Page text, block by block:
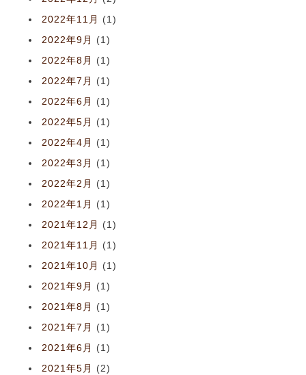
2022年11月
(1)
2022年9月
(1)
2022年8月
(1)
2022年7月
(1)
2022年6月
(1)
2022年5月
(1)
2022年4月
(1)
2022年3月
(1)
2022年2月
(1)
2022年1月
(1)
2021年12月
(1)
2021年11月
(1)
2021年10月
(1)
2021年9月
(1)
2021年8月
(1)
2021年7月
(1)
2021年6月
(1)
2021年5月
(2)